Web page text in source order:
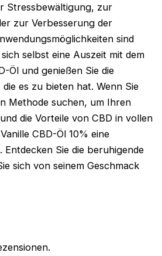
Stressbewältigung, zur
zur Verbesserung der
sind
selbst eine Auszeit mit dem
Öl und genießen Sie die
es zu bieten hat. Wenn Sie
Methode suchen, um Ihren
die Vorteile von CBD in vollen
CBD-Öl 10% eine
Entdecken Sie die beruhigende
sich von seinem Geschmack